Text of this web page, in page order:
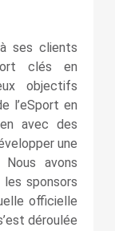
ses clients
clés en
objectifs
l’eSport en
avec des
une
avons
les sponsors
officielle
déroulée